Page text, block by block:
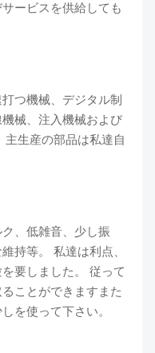
ービスを供給しても
つ機械、デジタル制
械、注入機械および
生産の部品は私達自
、低雑音、少し振
持等。 私達は利点、
要しました。 従って
ことができますまた
を使って下さい。